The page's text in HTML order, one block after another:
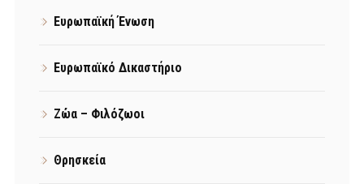
Ευρωπαϊκή Ένωση
Ευρωπαϊκό Δικαστήριο
Ζώα – Φιλόζωοι
Θρησκεία